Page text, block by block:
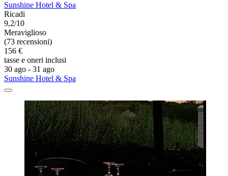
Sunshine Hotel & Spa
Ricadi
9,2/10
Meraviglioso
(73 recensioni)
156 €
tasse e oneri inclusi
30 ago - 31 ago
Sunshine Hotel & Spa